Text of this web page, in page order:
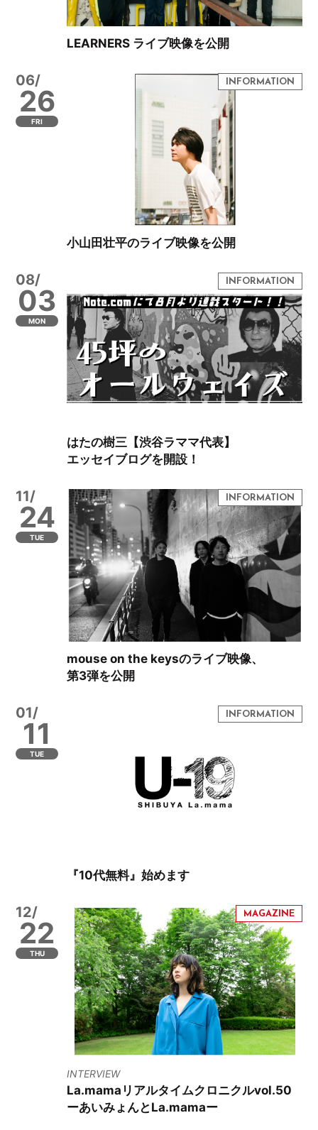
LEARNERS ライブ映像を公開
06/
26
FRI
小山田壮平のライブ映像を公開
08/
03
MON
はたの樹三【渋谷ラママ代表】
エッセイブログを開設！
11/
24
TUE
mouse on the keysのライブ映像、
第3弾を公開
01/
11
TUE
『10代無料』始めます
12/
22
THU
INTERVIEW
La.mamaリアルタイムクロニクルvol.50
ーあいみょんとLa.mamaー